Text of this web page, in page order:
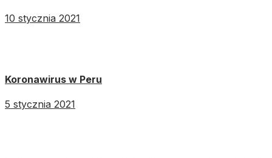
10 stycznia 2021
Koronawirus w Peru
5 stycznia 2021